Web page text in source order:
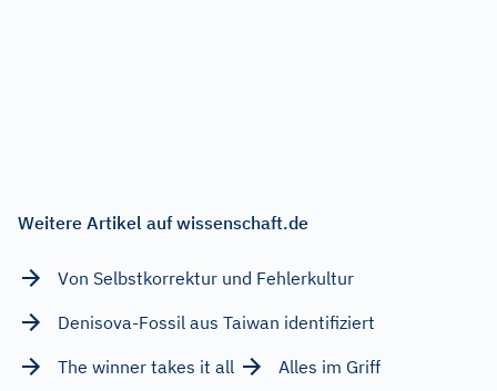
Weitere Artikel auf wissenschaft.de
Von Selbstkorrektur und Fehlerkultur
Denisova-Fossil aus Taiwan identifiziert
The winner takes it all
Alles im Griff